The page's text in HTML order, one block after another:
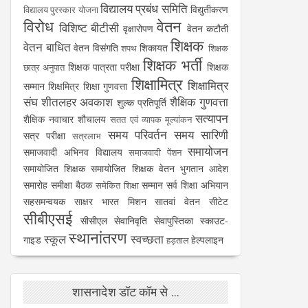
विद्यालय पुरस्कार योजनाविद्यालय प्रबंध समिति विद्युतीकरण
विरोध विशिष्ट बीटीसी वृक्षारोपण वेतन वेतन कटौती
वेतन बाधित वेतन विसंगति शपथ शिकायत शिक्षक शिक्षक
छात्र अनुपात शिक्षक पात्रता परीक्षा शिक्षक भर्ती शिक्षक
सम्मान शिक्षमित्र शिक्षा गुणवत्ता शिक्षामित्र शिक्षामित्र
संघ शीतलहर अवकाश शुल्क प्रतिपूर्ति शैक्षिक गुणवत्ता
शैक्षिक नवाचार शौचालय सतत एवं व्यापक मूल्यांकन सत्यापन
सत्र परीक्षा सत्रलाभ समय परिवर्तन समय सारिणी
समाजवादी अभिनव विद्यालय समाजवादी पेंशन समायोजन
समायोजित शिक्षक समायोजित शिक्षक वेतन भुगतान आदेश
समारोह समीक्षा बैठक समेकित शिक्षा सम्मान सर्व शिक्षा अभियान
सहसमन्वयक
साक्षर भारत मिशन सातवां वेतन सीटेट
सीबीएसई सीसीएल सेवानिवृति सेवापुस्तिका स्काउट-
गाइड स्कूलस्थानांतरण स्वच्छता हड़तालहेल्पलाइन
शासनादेश डॉट कॉम से ...